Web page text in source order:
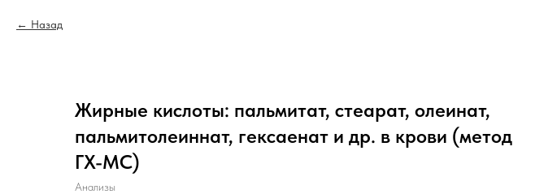
Назад
Жирные кислоты: пальмитат, стеарат, олеинат,
пальмитолеиннат, гексаенат и др. в крови (метод
ГХ-МС)
Анализы